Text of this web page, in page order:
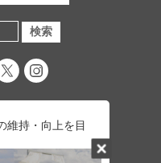
維持・向上を目